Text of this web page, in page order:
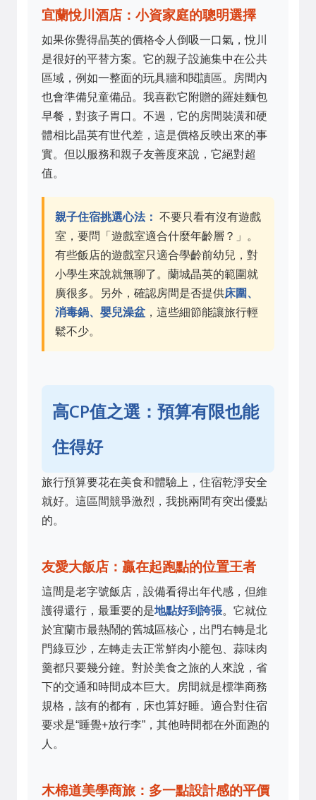
宜蘭悅川酒店：小資家庭的聰明選擇
如果你覺得晶英的價格令人倒吸一口氣，悅川
是很好的平替方案。它的親子設施集中在公共
區域，例如一整面的玩具牆和閱讀區。房間內
也會準備兒童備品。我喜歡它附贈的羅娃麵包
早餐，對孩子胃口。不過，它的房間裝潢和硬
體相比晶英有世代差，這是價格反映出來的事
實。但以服務和親子友善度來說，它絕對超
值。
親子住宿挑選心法： 不要只看有沒有遊戲
室，要問「遊戲室適合什麼年齡層？」。
有些飯店的遊戲室只適合學齡前幼兒，對
小學生來說就無聊了。蘭城晶英的範圍就
廣很多。另外，確認房間是否提供床圍、
消毒鍋、嬰兒澡盆 ，這些細節能讓旅行輕
鬆不少。
高CP值之選：預算有限也能
住得好
旅行預算要花在美食和體驗上，住宿乾淨安全
就好。這區間競爭激烈，我挑兩間有突出優點
的。
友愛大飯店：贏在起跑點的位置王者
這間是老字號飯店，設備看得出年代感，但維
護得還行，最重要的是地點好到誇張。它就位
於宜蘭市最熱鬧的舊城區核心，出門右轉是北
門綠豆沙，左轉走去正常鮮肉小籠包、蒜味肉
羹都只要幾分鐘。對於美食之旅的人來說，省
下的交通和時間成本巨大。房間就是標準商務
規格，該有的都有，床也算好睡。適合對住宿
要求是“睡覺+放行李”，其他時間都在外面跑的
人。
木棉道美學商旅：多一點設計感的平價